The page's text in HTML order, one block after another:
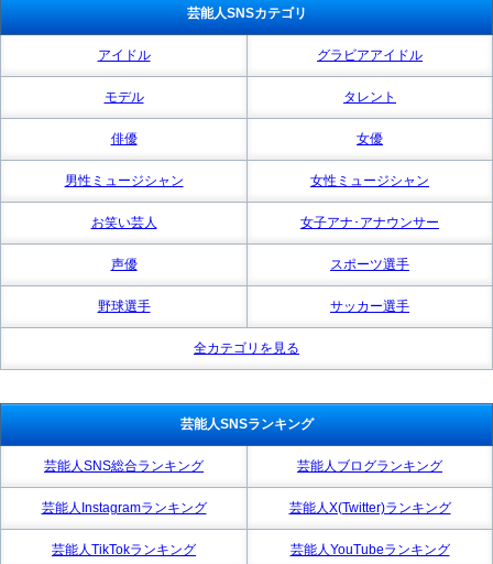
芸能人SNSカテゴリ
アイドル グラビアアイドル
モデル タレント
俳優 女優
男性ミュージシャン 女性ミュージシャン
お笑い芸人 女子アナ･アナウンサー
声優 スポーツ選手
野球選手 サッカー選手
全カテゴリを見る
芸能人SNSランキング
芸能人SNS総合ランキング 芸能人ブログランキング
芸能人Instagramランキング 芸能人X(Twitter)ランキング
芸能人TikTokランキング 芸能人YouTubeランキング